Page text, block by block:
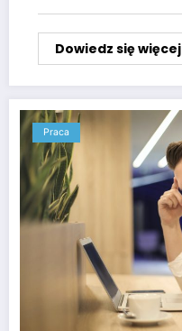
Dowiedz się więcej
Praca